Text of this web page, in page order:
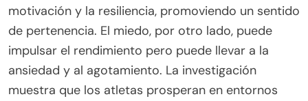
motivación y la resiliencia, promoviendo un sentido
de pertenencia. El miedo, por otro lado, puede
impulsar el rendimiento pero puede llevar a la
ansiedad y al agotamiento. La investigación
muestra que los atletas prosperan en entornos